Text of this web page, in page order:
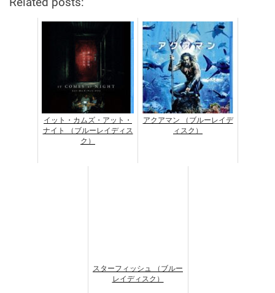
イット・カムズ・アット・
ナイト （ブルーレイディス
ク）
アクアマン （ブルーレイデ
ィスク）
スターフィッシュ （ブルー
レイディスク）